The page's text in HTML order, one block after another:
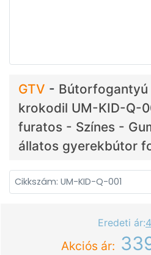
GTV - Bútorfogantyú
krokodil UM-KID-Q-
furatos - Színes -
állatos gyerekbútor
Cikkszám: UM-KID-Q-001
Eredeti ár:
Akciós ár: